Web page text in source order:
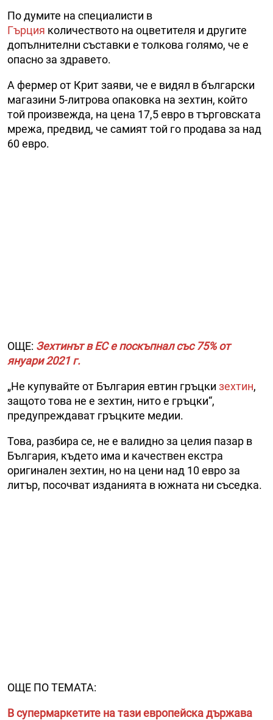
По думите на специалисти в
Гърция количеството на оцветителя и другите
допълнителни съставки е толкова голямо, че е
опасно за здравето.
А фермер от Крит заяви, че е видял в български
магазини 5-литрова опаковка на зехтин, който
той произвежда, на цена 17,5 евро в търговската
мрежа, предвид, че самият той го продава за над
60 евро.
ОЩЕ: Зехтинът в ЕС е поскъпнал със 75% от
януари 2021 г.
„Не купувайте от България евтин гръцки зехтин,
защото това не е зехтин, нито е гръцки“,
предупреждават гръцките медии.
Това, разбира се, не е валидно за целия пазар в
България, където има и качествен екстра
оригинален зехтин, но на цени над 10 евро за
литър, посочват изданията в южната ни съседка.
ОЩЕ ПО ТЕМАТА:
В супермаркетите на тази европейска държава